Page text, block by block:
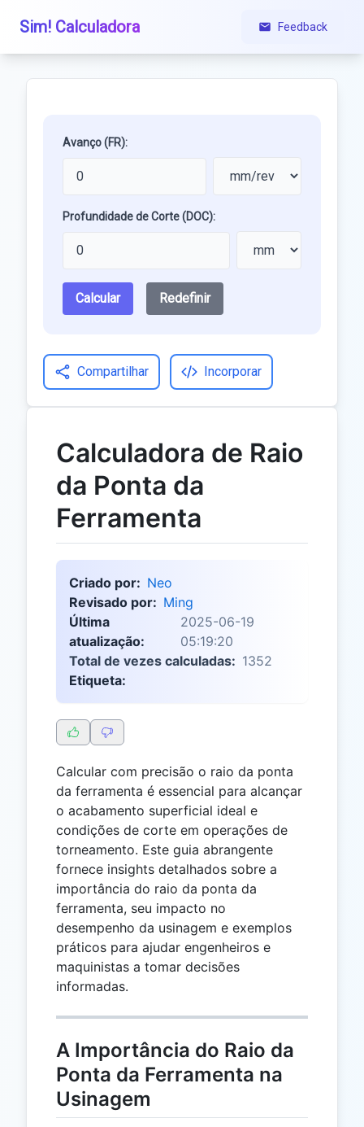
Sim! Calculadora Feedback
Avanço (FR):
Profundidade de Corte (DOC):
Calcular Redefinir
Compartilhar Incorporar
Calculadora de Raio
da Ponta da
Ferramenta
Criado por: Neo
Revisado por: Ming
Última
atualização:
2025-06-19
05:19:20
Total de vezes calculadas: 1352
Etiqueta:
Calcular com precisão o raio da ponta
da ferramenta é essencial para alcançar
o acabamento superficial ideal e
condições de corte em operações de
torneamento. Este guia abrangente
fornece insights detalhados sobre a
importância do raio da ponta da
ferramenta, seu impacto no
desempenho da usinagem e exemplos
práticos para ajudar engenheiros e
maquinistas a tomar decisões
informadas.
A Importância do Raio da
Ponta da Ferramenta na
Usinagem